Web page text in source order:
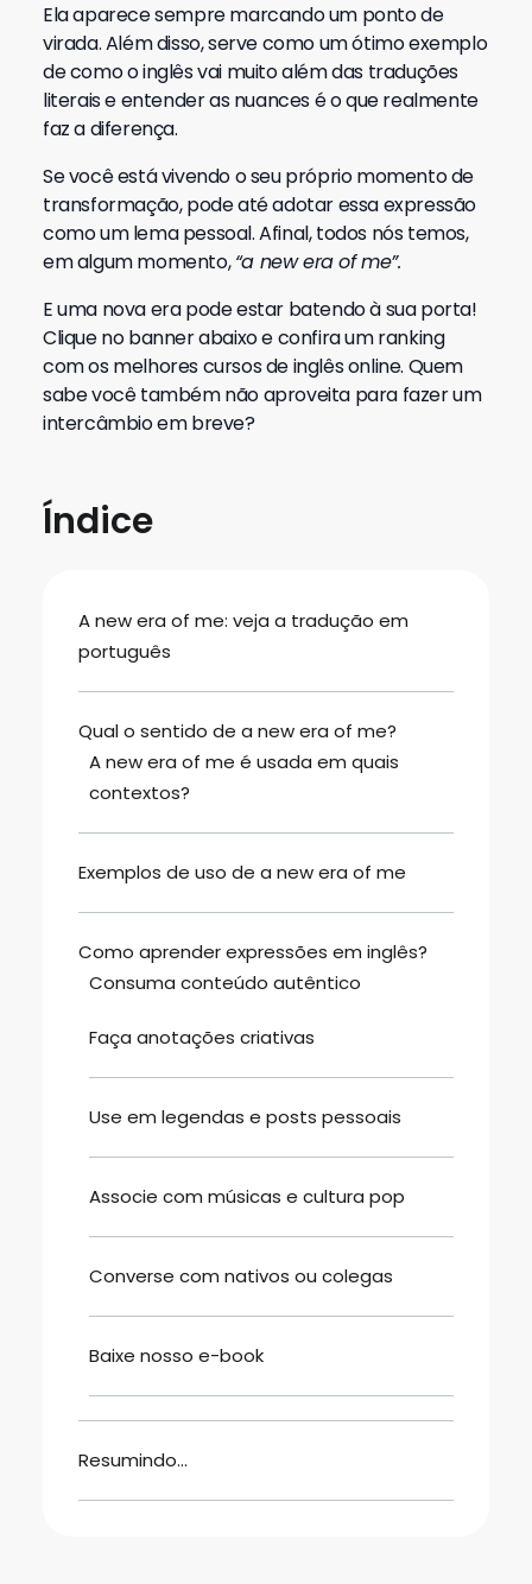
Ela aparece sempre marcando um ponto de
virada. Além disso, serve como um ótimo exemplo
de como o inglês vai muito além das traduções
literais e entender as nuances é o que realmente
faz a diferença.
Se você está vivendo o seu próprio momento de
transformação, pode até adotar essa expressão
como um lema pessoal. Afinal, todos nós temos,
em algum momento,“a new era of me”.
E uma nova era pode estar batendo à sua porta!
Clique no banner abaixo e confira um ranking
com os melhores cursos de inglês online. Quem
sabe você também não aproveita para fazer um
intercâmbio em breve?
Índice
A new era of me: veja a tradução em
português
Qual o sentido de a new era of me?
A new era of me é usada em quais
contextos?
Exemplos de uso de a new era of me
Como aprender expressões em inglês?
Consuma conteúdo autêntico
Faça anotações criativas
Use em legendas e posts pessoais
Associe com músicas e cultura pop
Converse com nativos ou colegas
Baixe nosso e-book
Resumindo…